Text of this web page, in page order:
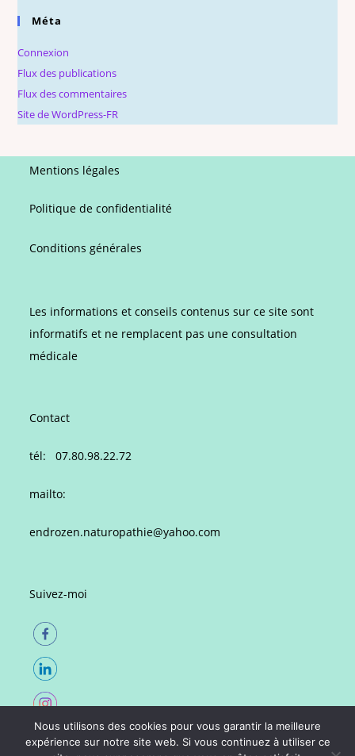
Méta
Connexion
Flux des publications
Flux des commentaires
Site de WordPress-FR
Mentions légales
Politique de confidentialité
Conditions générales
Les informations et conseils contenus sur ce site sont
informatifs et ne remplacent pas une consultation
médicale
Contact
tél: 07.80.98.22.72
mailto:
endrozen.naturopathie@yahoo.com
Suivez-moi
Nous utilisons des cookies pour vous garantir la meilleure
expérience sur notre site web. Si vous continuez à utiliser ce